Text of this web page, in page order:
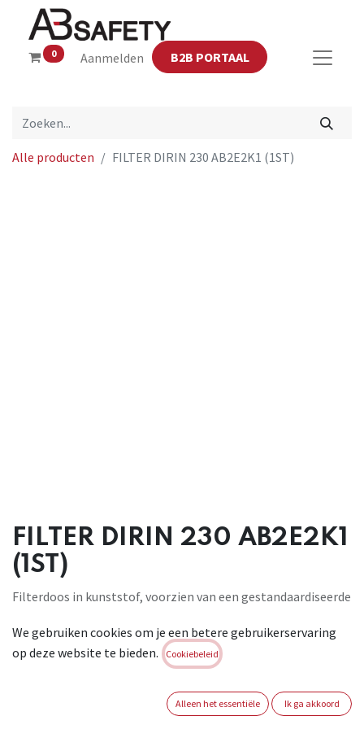
0 Aanmelden B2B PORTAAL
Alle producten FILTER DIRIN 230 AB2E2K1 (1ST)
FILTER DIRIN 230 AB2E2K1
(1ST)
Filterdoos in kunststof, voorzien van een gestandaardiseerde
maskers Jupiter en Mars, maar ook voor maskers van andere
merken met schroefdraad conform aan EN 148-1. Geschikt
bleekmiddel, ammoniak, waterstofchloride, zwaveldioxide,
waterstofsulfide, methylamine. Conform: EN 141. A:
We gebruiken cookies om je een betere gebruikerservaring
op deze website te bieden.
Cookiebeleid
Alleen het essentiële Ik ga akkoord